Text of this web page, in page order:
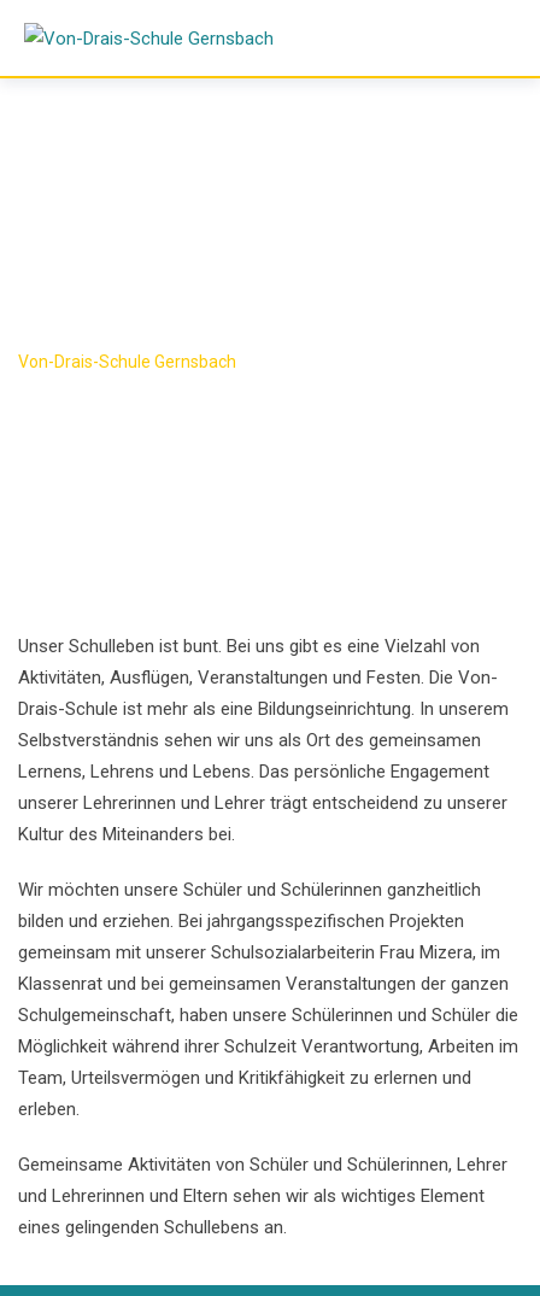
content
Von-Drais-Schule Gernsbach
Unser Schulleben ist bunt. Bei uns gibt es eine Vielzahl von
Aktivitäten, Ausflügen, Veranstaltungen und Festen. Die Von-
Drais-Schule ist mehr als eine Bildungseinrichtung. In unserem
Selbstverständnis sehen wir uns als Ort des gemeinsamen
Lernens, Lehrens und Lebens. Das persönliche Engagement
unserer Lehrerinnen und Lehrer trägt entscheidend zu unserer
Kultur des Miteinanders bei.
Wir möchten unsere Schüler und Schülerinnen ganzheitlich
bilden und erziehen. Bei jahrgangsspezifischen Projekten
gemeinsam mit unserer Schulsozialarbeiterin Frau Mizera, im
Klassenrat und bei gemeinsamen Veranstaltungen der ganzen
Schulgemeinschaft, haben unsere Schülerinnen und Schüler die
Möglichkeit während ihrer Schulzeit Verantwortung, Arbeiten im
Team, Urteilsvermögen und Kritikfähigkeit zu erlernen und
erleben.
Gemeinsame Aktivitäten von Schüler und Schülerinnen, Lehrer
und Lehrerinnen und Eltern sehen wir als wichtiges Element
eines gelingenden Schullebens an.